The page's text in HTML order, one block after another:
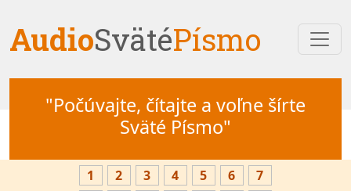
AudioSvätéPísmo
"Počúvajte, čítajte a voľne šírte
Sväté Písmo"
1 2 3 4 5 6
7